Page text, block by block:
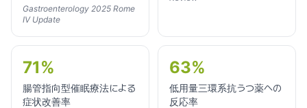
Gastroenterology 2025 Rome
IV Update
71%
腸管指向型催眠療法による
症状改善率
63%
低用量三環系抗うつ薬への
反応率